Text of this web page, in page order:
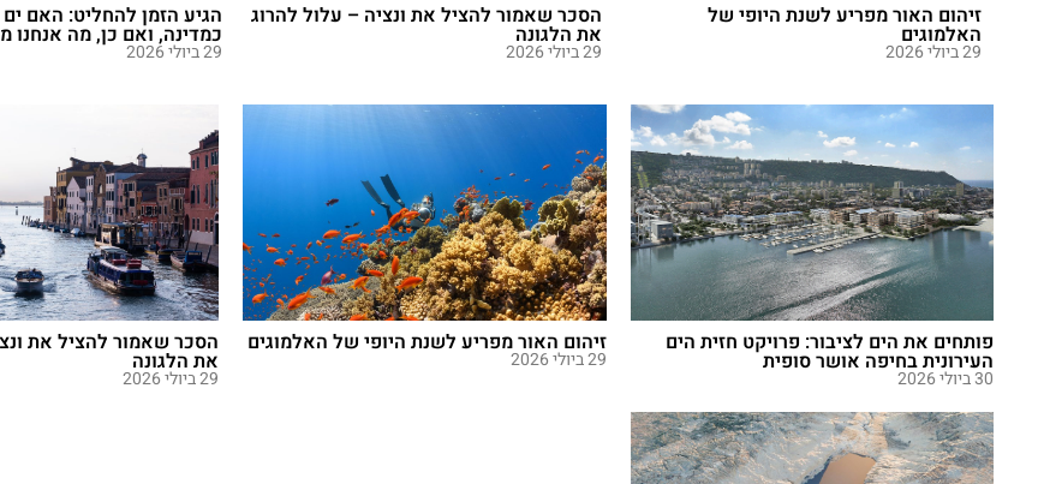
זיהום האור מפריע לשנת היופי של
האלמוגים
29 ביולי 2026
הסכר שאמור להציל את ונציה – עלול להרוג
את הלגונה
29 ביולי 2026
הגיע הזמן להחליט: האם
כמדינה, ואם כן, מה אנחנו
29 ביולי 2026
פותחים את הים לציבור: פרויקט חזית הים
העירונית בחיפה אושר סופית
30 ביולי 2026
זיהום האור מפריע לשנת היופי של האלמוגים
29 ביולי 2026
הסכר שאמור להציל את
את הלגונה
29 ביולי 2026